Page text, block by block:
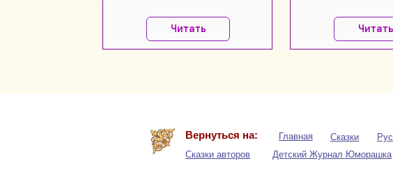
Читать Читать
Вернуться на: Главная Сказки
Сказки авторов
Детский Журнал Юморашка